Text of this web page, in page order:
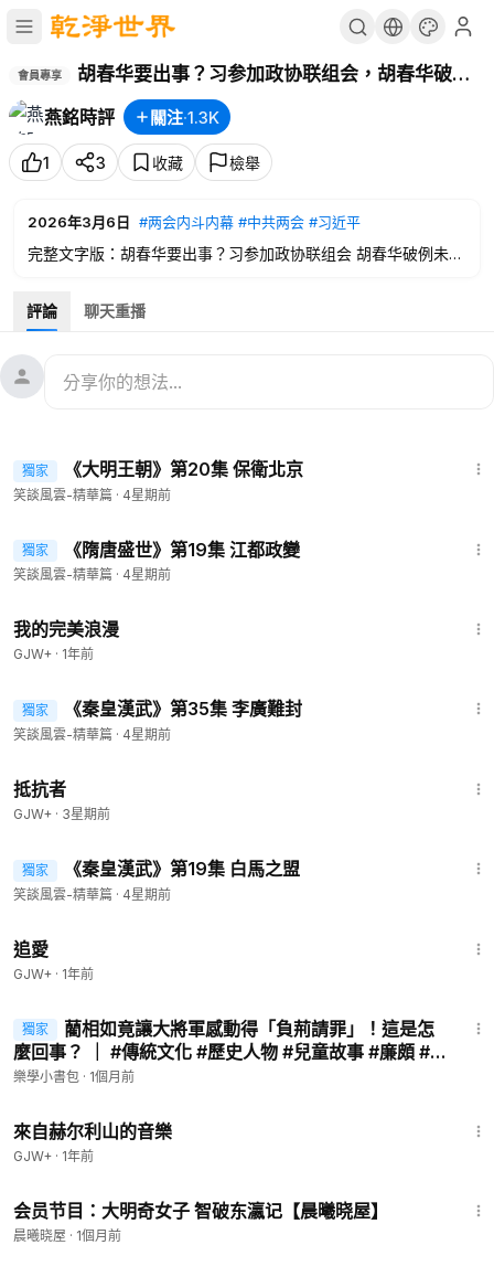
會員專享
胡春华要出事？习参加政协联组会，胡春华破例
未陪同出席。【#燕铭论政
燕銘時評
關注·1.3K
1 3 收藏 檢舉
2026年3月6日 #两会内斗内幕 #中共两会 #习近平
完整文字版：胡春华要出事？习参加政协联组会 胡春华破例未陪
https://www.ganjingworld.com/s/m9VyZvl1Xk
平独裁与中共末日 #中南海政变反习阴云密布
华
燕铭时评：https://www.ganjingworld.com/s/OJnGB9gv8b
会员频道：https://www.ganjingworld.com/s/Jv02qRVllx
会员专享：https://www.patreon.com/posts/60597652
独家重磅：https://www.patreon.com/posts/69524609
古风遗韵：https://www.ganjingworld.com/s/BB7n4nb1YZ
经典电影馆藏目录（不断更新）：
m/s/jaY3ZYZBEz
Bxa1kek7aJ
经典电视剧馆藏（不断更新）：
经典金曲馆藏（不断更新）：
p0kVwRMJv9
b
经典电影馆藏Ⅱ：https://www.ganjingworld.com/s/kAkjZK31ax
经典金曲馆藏Ⅱ：
B
評論 聊天重播
會員專享
獨家 《大明王朝》第20集 保衛北京
笑談風雲-精華篇 · 4星期前
會員專享
獨家 《隋唐盛世》第19集 江都政變
笑談風雲-精華篇 · 4星期前
我的完美浪漫
GJW+ · 1年前
會員專享
獨家 《秦皇漢武》第35集 李廣難封
笑談風雲-精華篇 · 4星期前
抵抗者
GJW+ · 3星期前
會員專享
獨家 《秦皇漢武》第19集 白馬之盟
笑談風雲-精華篇 · 4星期前
追愛
GJW+ · 1年前
會員專享
獨家
藺相如竟讓大將軍感動得「負荊請罪」！這是怎
麼回事？ ｜ #傳統文化 #歷史人物 #兒童故事 #廉頗 #
成語 #負荊請罪【✨ 故事盒子】
樂學小書包 · 1個月前
來自赫尔利山的音樂
GJW+ · 1年前
會員專享
会员节目：大明奇女子 智破东瀛记【晨曦晓屋】
晨曦晓屋 · 1個月前